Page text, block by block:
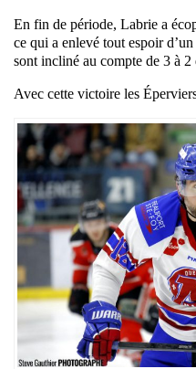
En fin de période, Labrie a
ce qui a enlevé tout espoir
sont incliné au compte de 3 à 2
Avec cette victoire les